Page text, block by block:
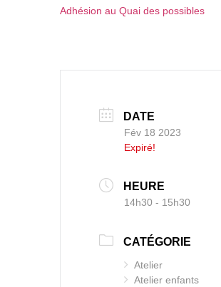
Adhésion au Quai des possibles
DATE
Fév 18 2023
Expiré!
HEURE
14h30 - 15h30
CATÉGORIE
Atelier
Atelier enfants